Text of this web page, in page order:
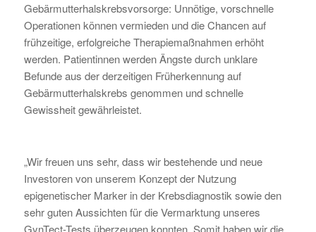
Gebärmutterhalskrebsvorsorge: Unnötige, vorschnelle
Operationen können vermieden und die Chancen auf
frühzeitige, erfolgreiche Therapiemaßnahmen erhöht
werden. Patientinnen werden Ängste durch unklare
Befunde aus der derzeitigen Früherkennung auf
Gebärmutterhalskrebs genommen und schnelle
Gewissheit gewährleistet.
„Wir freuen uns sehr, dass wir bestehende und neue
Investoren von unserem Konzept der Nutzung
epigenetischer Marker in der Krebsdiagnostik sowie den
sehr guten Aussichten für die Vermarktung unseres
GynTect-Tests überzeugen konnten. Somit haben wir die